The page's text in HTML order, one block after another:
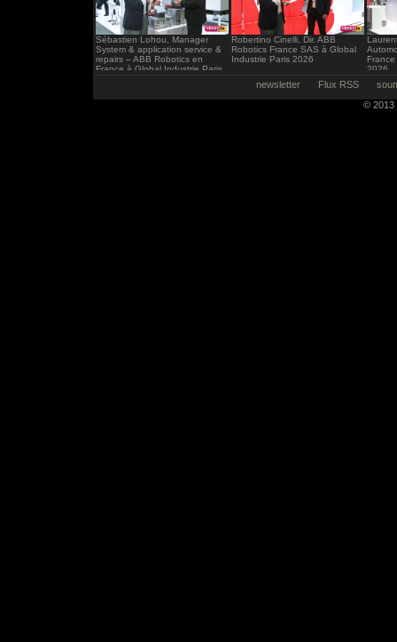
Sébastien Lohou, Manager
System & application service &
repairs – ABB Robotics en
France à Global Industrie Paris
Robertino Cinelli, Dir. ABB
Robotics France SAS à Global
Industrie Paris 2026
2026
newsletter Flux RSS
© 2013